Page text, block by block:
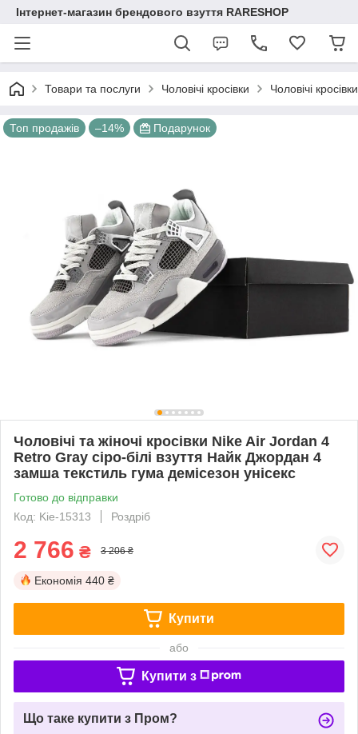
Інтернет-магазин брендового взуття RARESHOP
Товари та послуги Чоловічі кросівки Чоловічі
Топ продажів –14% Подарунок
Чоловічі та жіночі кросівки Nike Air Jordan 4
Retro Gray сіро-білі взуття Найк Джордан 4
замша текстиль гума демісезон унісекс
Готово до відправки
Код: Kie-15313
Роздріб
2 766 ₴ 3 206 ₴
Економія 440 ₴
Купити
або
Купити з
Що таке купити з Пром?